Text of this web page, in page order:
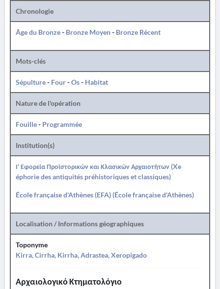
Chronologie
Âge du Bronze- Bronze Moyen- Bronze Récent
Mots-clés
Sépulture- Four-Os- Habitat
Nature de l'opération
Fouille- Programmée
Institution(s)
Ι' Εφορεία Προϊστορικών και Κλασικών Αρχαιοτήτων (Xe
éphorie des antiquités préhistoriques et classiques)
École française d'Athènes (EFA) (École française d'Athènes)
Localisation / Informations géographiques
Toponyme
Kirra, Cirrha, Kirrha, Adrastea, Xeropigado
Αρχαιολογικό Κτηματολόγιο